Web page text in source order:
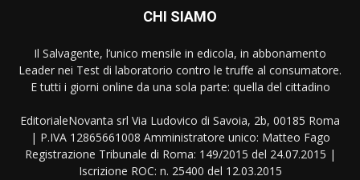
CHI SIAMO
Il Salvagente, l’unico mensile in edicola, in abbonamento
Leader nei Test di laboratorio contro le truffe al consumatore.
E tutti i giorni online da una sola parte: quella del cittadino
EditorialeNovanta srl Via Ludovico di Savoia, 2b, 00185 Roma
| P.IVA 12865661008 Amministratore unico: Matteo Fago
Registrazione Tribunale di Roma: 149/2015 del 24.07.2015 |
Iscrizione ROC: n. 25400 del 12.03.2015